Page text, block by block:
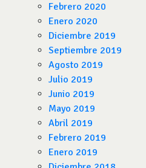
Febrero 2020
Enero 2020
Diciembre 2019
Septiembre 2019
Agosto 2019
Julio 2019
Junio 2019
Mayo 2019
Abril 2019
Febrero 2019
Enero 2019